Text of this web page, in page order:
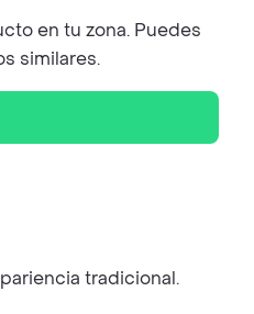
en tu zona. Puedes
similares.
tradicional.